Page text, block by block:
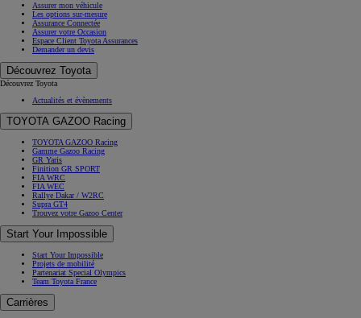
Assurer mon véhicule
Les options sur-mesure
Assurance Connectée
Assurer votre Occasion
Espace Client Toyota Assurances
Demander un devis
Découvrez Toyota
Découvrez Toyota
Actualités et évènements
TOYOTA GAZOO Racing
TOYOTA GAZOO Racing
Gamme Gazoo Racing
GR Yaris
Finition GR SPORT
FIA WRC
FIA WEC
Rallye Dakar / W2RC
Supra GT4
Trouvez votre Gazoo Center
Start Your Impossible
Start Your Impossible
Projets de mobilité
Partenariat Special Olympics
Team Toyota France
Carrières